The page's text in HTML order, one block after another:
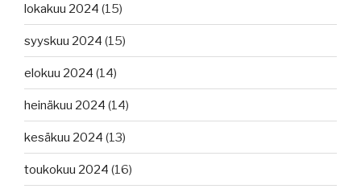
lokakuu 2024 (15)
syyskuu 2024 (15)
elokuu 2024 (14)
heinäkuu 2024 (14)
kesäkuu 2024 (13)
toukokuu 2024 (16)